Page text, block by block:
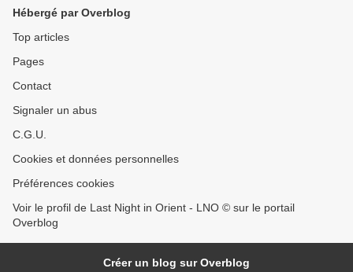
Hébergé par Overblog
Top articles
Pages
Contact
Signaler un abus
C.G.U.
Cookies et données personnelles
Préférences cookies
Voir le profil de Last Night in Orient - LNO © sur le portail
Overblog
Créer un blog sur Overblog